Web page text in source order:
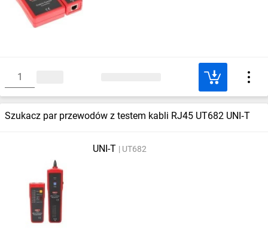
Szukacz par przewodów z testem kabli RJ45 UT682 UNI‑T
UNI-T UT682